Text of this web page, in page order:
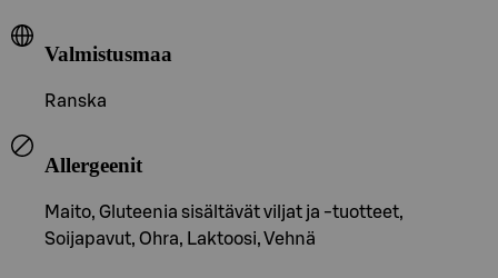
Valmistusmaa
Ranska
Allergeenit
Maito, Gluteenia sisältävät viljat ja -tuotteet,
Soijapavut, Ohra, Laktoosi, Vehnä